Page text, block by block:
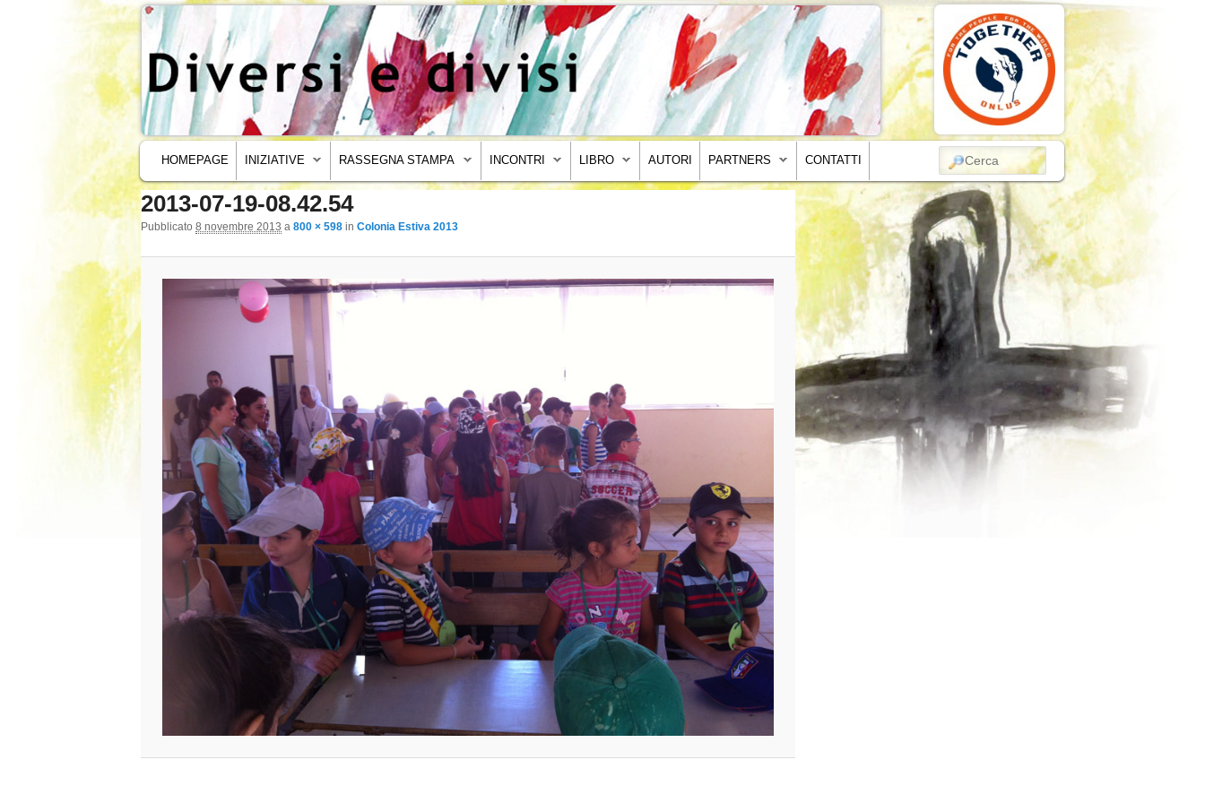
MENU PRINCIPALE
VAI AL CONTENUTO PRINCIPALE
VAI AL CONTENUTO SECONDARIO
HOMEPAGE INIZIATIVE RASSEGNA STAMPA INCONTRI LIBRO AUTORI PARTNERS CONTATTI CERCA
Navigazione immagini
2013-07-19-08.42.54
Pubblicato 8 novembre 2013 a 800 × 598 in Colonia Estiva 2013